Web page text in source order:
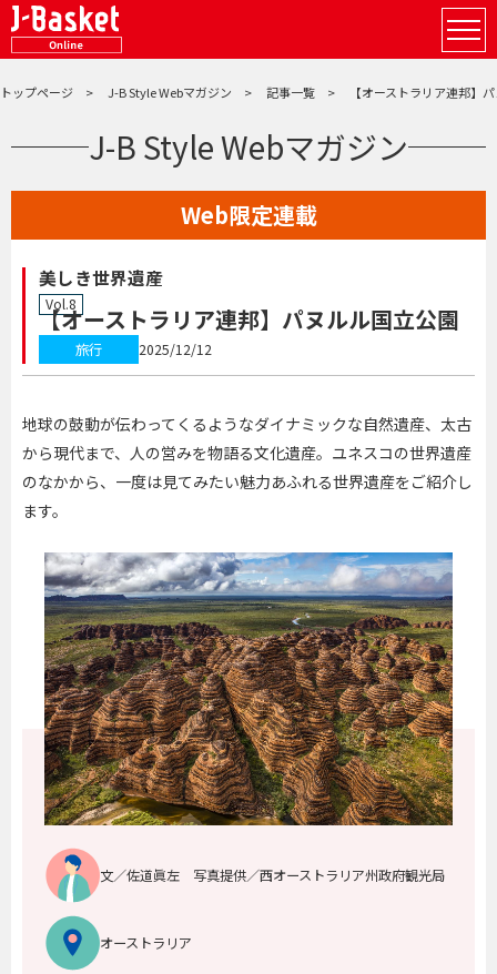
トップページ J-B Style Webマガジン 記事一覧 【オーストラリア連邦】
J-B Style Webマガジン
Web限定連載
美しき世界遺産
Vol.8
【オーストラリア連邦】パヌルル国立公園
旅行 2025/12/12
地球の鼓動が伝わってくるようなダイナミックな自然遺産、太古
から現代まで、人の営みを物語る文化遺産。ユネスコの世界遺産
のなかから、一度は見てみたい魅力あふれる世界遺産をご紹介し
ます。
文／佐道眞左 写真提供／西オーストラリア州政府観光局
オーストラリア